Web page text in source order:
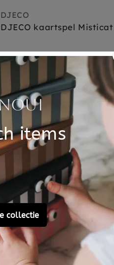
DJECO
DJECO kaartspel
€ 8,95
dinsdag in huis
DJECO